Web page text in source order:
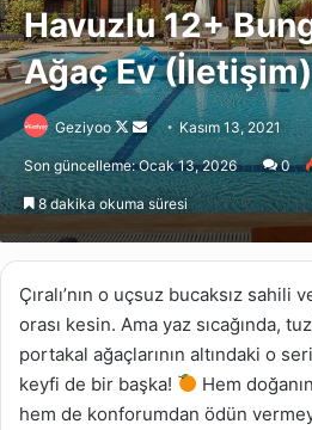
Havuzlu 12+
Ağaç Ev (İletişim)
Geziyoo
Follow
on
X
Bir
posta
göndermek
Kasım 13, 2021
Son güncelleme: Ocak 13, 2026 0
8 dakika okuma süresi
Çıralı’nın o uçsuz bucaksız
orası kesin. Ama yaz sıcağında,
portakal ağaçlarının altındaki o
keyfi de bir başka!
Hem
hem de konforumdan ödün